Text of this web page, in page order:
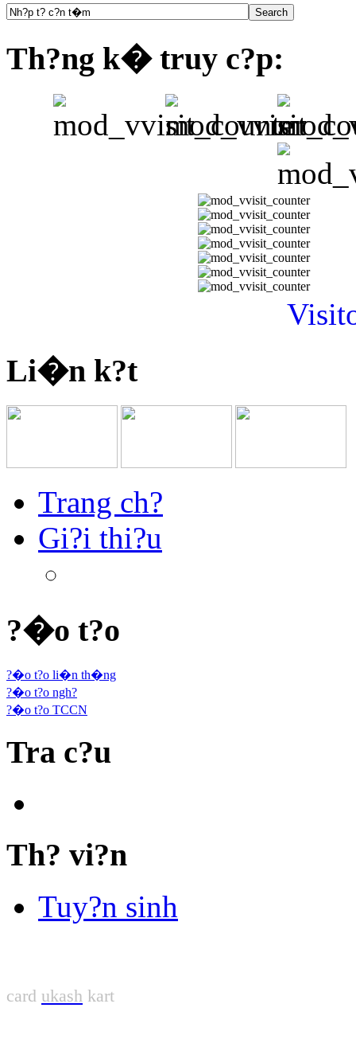
Th?ng k� truy c?p:
Li�n k?t
Trang ch?
Gi?i thi?u
?�o t?o
?�o t?o li�n th�ng
?�o t?o ngh?
?�o t?o TCCN
Tra c?u
Th? vi?n
Tuy?n sinh
card ukash kart